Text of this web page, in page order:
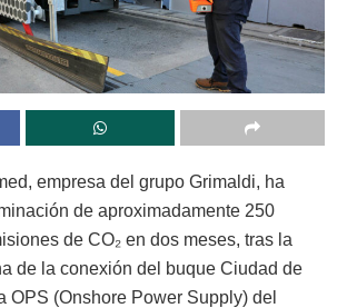
empresa del grupo Grimaldi, ha
de aproximadamente 250
de CO₂ en dos meses, tras la
de la conexión del buque Ciudad de
OPS (Onshore Power Supply) del